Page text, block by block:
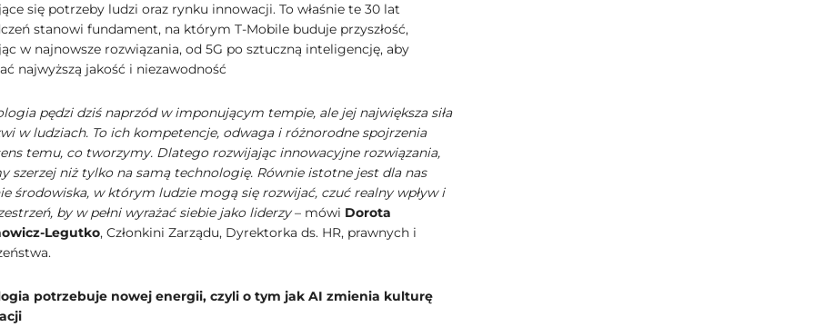
się potrzeby ludzi oraz rynku innowacji. To właśnie te 30 lat
stanowi fundament, na którym T-Mobile buduje przyszłość,
w najnowsze rozwiązania, od 5G po sztuczną inteligencję, aby
najwyższą jakość i niezawodność
pędzi dziś naprzód w imponującym tempie, ale jej największa siła
w ludziach. To ich kompetencje, odwaga i różnorodne spojrzenia
temu, co tworzymy. Dlatego rozwijając innowacyjne rozwiązania,
szerzej niż tylko na samą technologię. Równie istotne jest dla nas
środowiska, w którym ludzie mogą się rozwijać, czuć realny wpływ i
by w pełni wyrażać siebie jako liderzy– mówi Dorota
Legutko, Członkini Zarządu, Dyrektorka ds. HR, prawnych i
potrzebuje nowej energii, czyli o tym jak AI zmienia kulturę